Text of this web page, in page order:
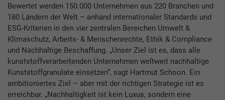
Bewertet werden 150.000 Unternehmen aus 220 Branchen und
180 Ländern der Welt – anhand internationaler Standards und
ESG-Kriterien in den vier zentralen Bereichen Umwelt &
Klimaschutz, Arbeits- & Menschenrechte, Ethik & Compliance
und Nachhaltige Beschaffung. „Unser Ziel ist es, dass alle
kunststoffverarbeitenden Unternehmen weltweit nachhaltige
Kunststoffgranulate einsetzen“, sagt Hartmut Schoon. Ein
ambitioniertes Ziel – aber mit der richtigen Strategie ist es
erreichbar. „Nachhaltigkeit ist kein Luxus, sondern eine